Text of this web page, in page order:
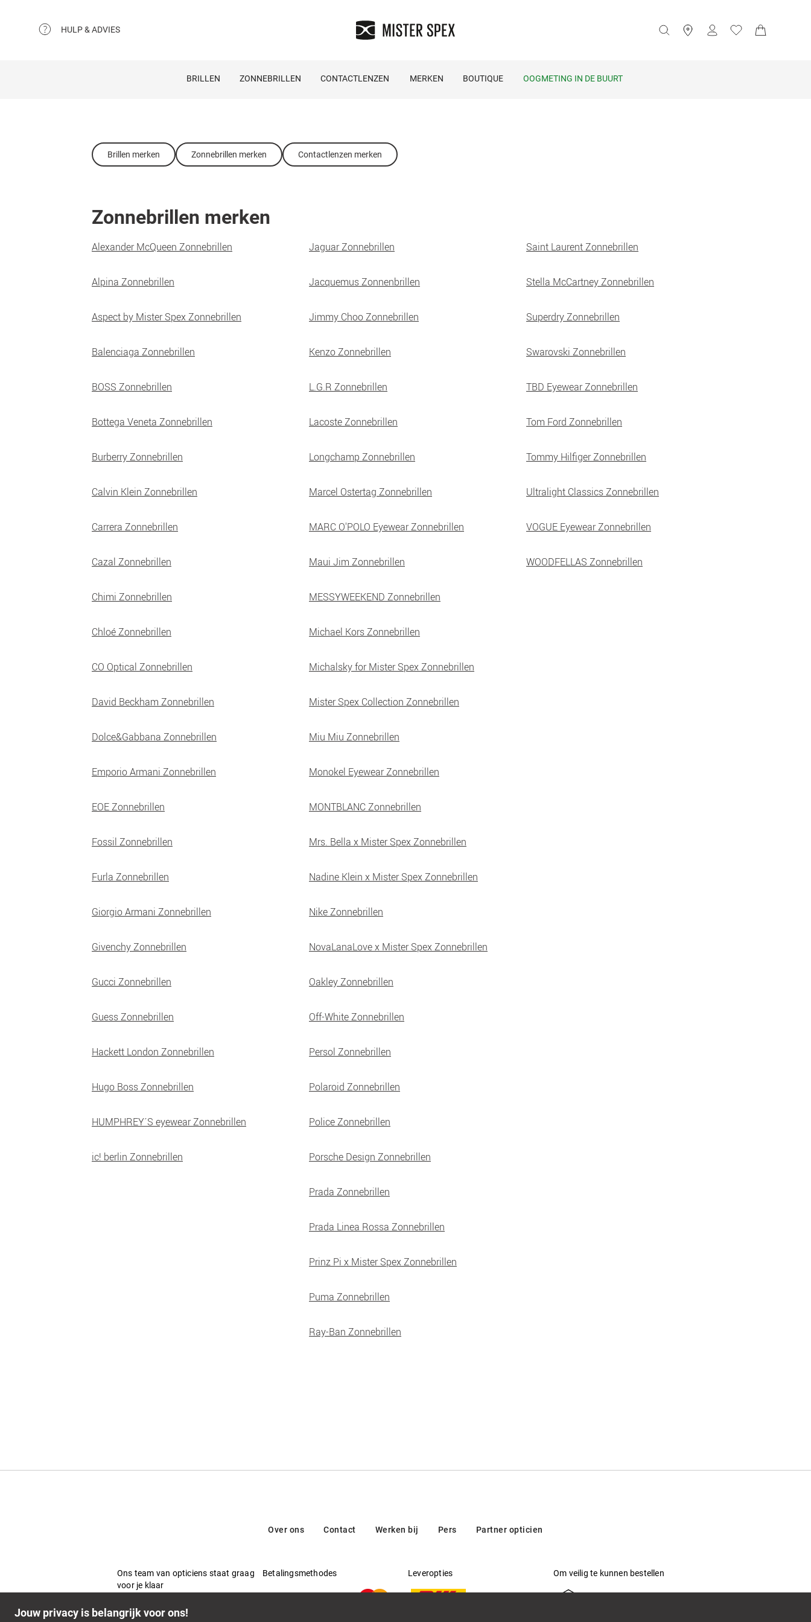
HULP & ADVIES
BRILLEN ZONNEBRILLEN CONTACTLENZEN MERKEN BOUTIQUE OOGMETING IN DE BUURT
Brillen merken Zonnebrillen merken Contactlenzen merken
Zonnebrillen merken
Alexander McQueen Zonnebrillen
Alpina Zonnebrillen
Aspect by Mister Spex Zonnebrillen
Balenciaga Zonnebrillen
BOSS Zonnebrillen
Bottega Veneta Zonnebrillen
Burberry Zonnebrillen
Calvin Klein Zonnebrillen
Carrera Zonnebrillen
Cazal Zonnebrillen
Chimi Zonnebrillen
Chloé Zonnebrillen
CO Optical Zonnebrillen
David Beckham Zonnebrillen
Dolce&Gabbana Zonnebrillen
Emporio Armani Zonnebrillen
EOE Zonnebrillen
Fossil Zonnebrillen
Furla Zonnebrillen
Giorgio Armani Zonnebrillen
Givenchy Zonnebrillen
Gucci Zonnebrillen
Guess Zonnebrillen
Hackett London Zonnebrillen
Hugo Boss Zonnebrillen
HUMPHREY´S eyewear Zonnebrillen
ic! berlin Zonnebrillen
Jaguar Zonnebrillen
Jacquemus Zonnenbrillen
Jimmy Choo Zonnebrillen
Kenzo Zonnebrillen
L.G.R Zonnebrillen
Lacoste Zonnebrillen
Longchamp Zonnebrillen
Marcel Ostertag Zonnebrillen
MARC O'POLO Eyewear Zonnebrillen
Maui Jim Zonnebrillen
MESSYWEEKEND Zonnebrillen
Michael Kors Zonnebrillen
Michalsky for Mister Spex Zonnebrillen
Mister Spex Collection Zonnebrillen
Miu Miu Zonnebrillen
Monokel Eyewear Zonnebrillen
MONTBLANC Zonnebrillen
Mrs. Bella x Mister Spex Zonnebrillen
Nadine Klein x Mister Spex Zonnebrillen
Nike Zonnebrillen
NovaLanaLove x Mister Spex Zonnebrillen
Oakley Zonnebrillen
Off-White Zonnebrillen
Persol Zonnebrillen
Polaroid Zonnebrillen
Police Zonnebrillen
Porsche Design Zonnebrillen
Prada Zonnebrillen
Prada Linea Rossa Zonnebrillen
Prinz Pi x Mister Spex Zonnebrillen
Puma Zonnebrillen
Ray-Ban Zonnebrillen
Saint Laurent Zonnebrillen
Stella McCartney Zonnebrillen
Superdry Zonnebrillen
Swarovski Zonnebrillen
TBD Eyewear Zonnebrillen
Tom Ford Zonnebrillen
Tommy Hilfiger Zonnebrillen
Ultralight Classics Zonnebrillen
VOGUE Eyewear Zonnebrillen
WOODFELLAS Zonnebrillen
Over ons Contact Werken bij Pers Partner opticien
Ons team van opticiens staat graag
voor je klaar
Veelgestelde vragen
Betalingsmethodes Leveropties Om veilig te kunnen bestellen